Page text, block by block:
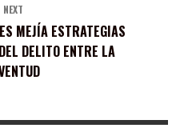
NEXT
MEJÍA ESTRATEGIAS
DELITO ENTRE LA